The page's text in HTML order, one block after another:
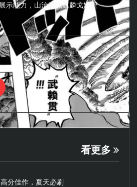
示能力，山治激戰麒麟戈姆聖
看更多
分佳作，夏天必刷